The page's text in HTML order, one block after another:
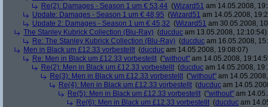
Re(2): Damages - Season 1 um € 53,44 (Wizard51 am 14.05.2008,
Update: Damages - Season 1 um € 48,95 (Wizard51 am 14.05.2008,
Update 2: Damages - Season 1 um € 45,32 (Wizard51 am 30.05.2008,
The Stanley Kubrick Collection (Blu-Ray) (ducduc am 13.05.2008, 12:10:54)
Re: The Stanley Kubrick Collection (Blu-Ray) (ducduc am 16.05.2008,
Men in Black um £12.33 vorbestellt (ducduc am 14.05.2008, 19:08:07)
Re: Men in Black um £12.33 vorbestellt ("without" am 14.05.2008,
Re(2): Men in Black um £12.33 vorbestellt (ducduc am 14.05.2008,
Re(3): Men in Black um £12.33 vorbestellt ("without" am
Re(4): Men in Black um £12.33 vorbestellt (ducduc am
Re(5): Men in Black um £12.33 vorbestellt ("without" am
Re(6): Men in Black um £12.33 vorbestellt (ducduc am